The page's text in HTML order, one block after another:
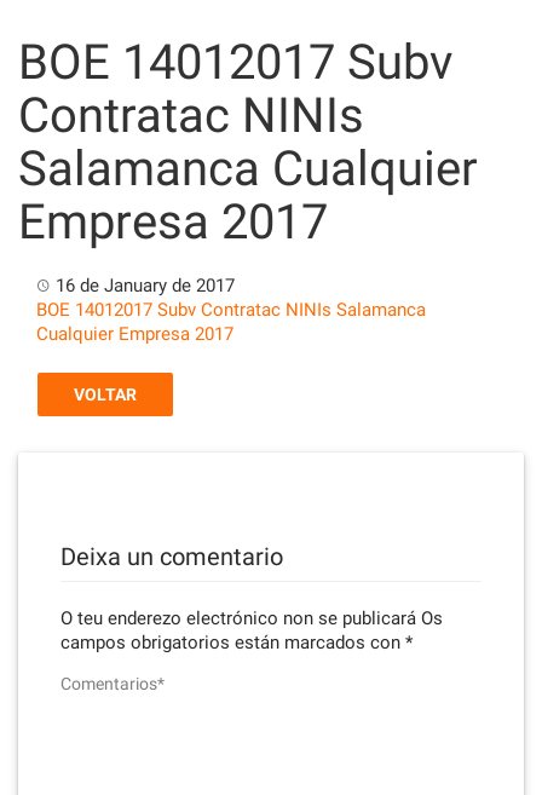
content
BOE 14012017 Subv
Contratac NINIs
Salamanca Cualquier
Empresa 2017
16 de January de 2017
BOE 14012017 Subv Contratac NINIs Salamanca
Cualquier Empresa 2017
VOLTAR
Deixa un comentario
O teu enderezo electrónico non se publicará Os
campos obrigatorios están marcados con *
Comentarios*